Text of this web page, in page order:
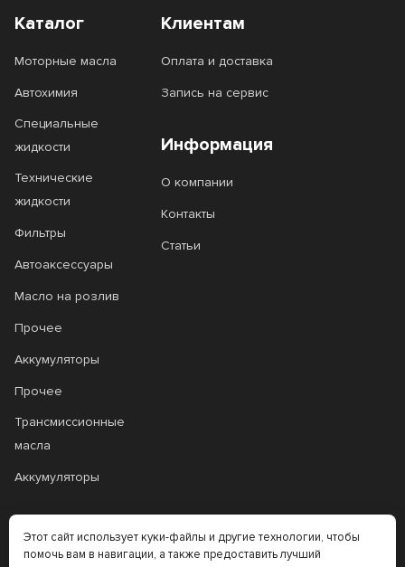
Каталог
Моторные масла
Автохимия
Специальные
жидкости
Технические
жидкости
Фильтры
Автоаксессуары
Масло на розлив
Прочее
Аккумуляторы
Прочее
Трансмиссионные
масла
Аккумуляторы
Клиентам
Оплата и доставка
Запись на сервис
Информация
О компании
Контакты
Статьи
+7 (383) 335-77-99
rtt@m-masel.ru
Этот сайт использует куки-файлы и другие технологии, чтобы
помочь вам в навигации, а также предоставить лучший